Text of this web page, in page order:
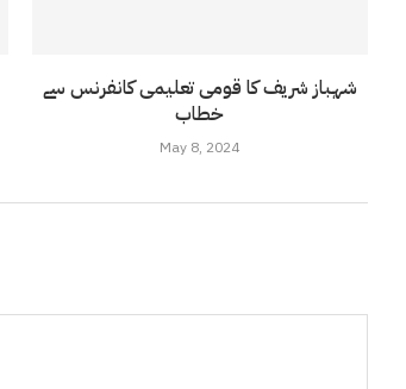
شہباز شریف کا قومی تعلیمی کانفرنس سے
خطاب
May 8, 2024